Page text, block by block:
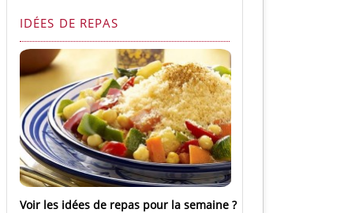
IDÉES DE REPAS
Voir les idées de repas pour la semaine